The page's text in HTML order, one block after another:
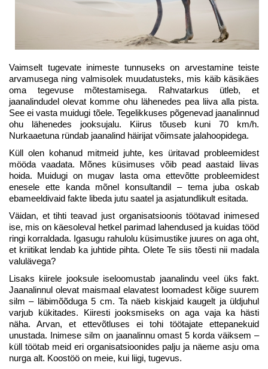
Vaimselt tugevate inimeste tunnuseks on arvestamine teiste
arvamusega ning valmisolek muudatusteks, mis käib käsikäes
oma tegevuse mõtestamisega. Rahvatarkus ütleb, et
jaanalindudel olevat komme ohu lähenedes pea liiva alla pista.
See ei vasta muidugi tõele. Tegelikkuses põgenevad jaanalinnud
ohu lähenedes jooksujalu. Kiirus tõuseb kuni 70 km/h.
Nurkaaetuna ründab jaanalind häirijat võimsate jalahoopidega.
Küll olen kohanud mitmeid juhte, kes üritavad probleemidest
mööda vaadata. Mõnes küsimuses võib pead aastaid liivas
hoida. Muidugi on mugav lasta oma ettevõtte probleemidest
enesele ette kanda mõnel konsultandil – tema juba oskab
ebameeldivaid fakte libeda jutu saatel ja asjatundlikult esitada.
Väidan, et tihti teavad just organisatsioonis töötavad inimesed
ise, mis on käesoleval hetkel parimad lahendused ja kuidas tööd
ringi korraldada. Igasugu rahulolu küsimustike juures on aga oht,
et kriitikat lendab ka juhtide pihta. Olete Te siis tõesti nii madala
valulävega?
Lisaks kiirele jooksule iseloomustab jaanalindu veel üks fakt.
Jaanalinnul olevat maismaal elavatest loomadest kõige suurem
silm – läbimõõduga 5 cm. Ta näeb kiskjaid kaugelt ja üldjuhul
varjub kükitades. Kiiresti jooksmiseks on aga vaja ka hästi
näha. Arvan, et ettevõtluses ei tohi töötajate ettepanekuid
unustada. Inimese silm on jaanalinnu omast 5 korda väiksem –
küll töötab meid eri organisatsioonides palju ja näeme asju oma
nurga alt. Koostöö on meie, kui liigi, tugevus.